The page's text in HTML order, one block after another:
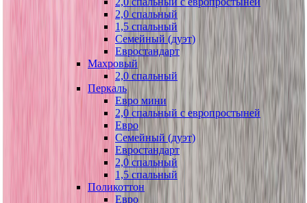
2,0 спальный
1,5 спальный
Семейный (дуэт)
Евростандарт
Махровый
2,0 спальный
Перкаль
Евро мини
2,0 спальный с европростыней
Евро
Семейный (дуэт)
Евростандарт
2,0 спальный
1,5 спальный
Поликоттон
Евро